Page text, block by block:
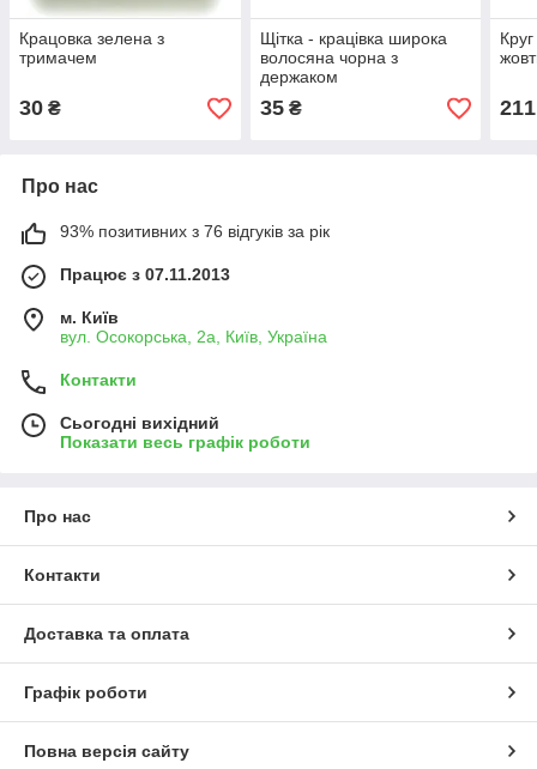
Крацовка зелена з
тримачем
30 ₴
Щітка - крацівка широка
волосяна чорна з
держаком
35₴ 211
Про нас
93% позитивних з 76 відгуків за рік
Працює з 07.11.2013
м. Київ
вул. Осокорська, 2а, Київ, Україна
Контакти
Сьогодні вихідний
Показати весь графік роботи
Про нас
Контакти
Доставка та оплата
Графік роботи
Повна версія сайту